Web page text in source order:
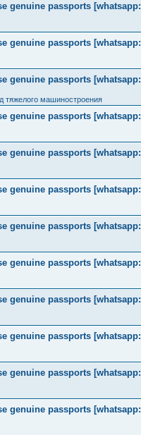
genuine passports [whatsapp:
genuine passports [whatsapp:
genuine passports [whatsapp:
тяжелого машиностроения
genuine passports [whatsapp:
genuine passports [whatsapp:
genuine passports [whatsapp:
genuine passports [whatsapp:
genuine passports [whatsapp:
genuine passports [whatsapp:
genuine passports [whatsapp:
genuine passports [whatsapp:
genuine passports [whatsapp: